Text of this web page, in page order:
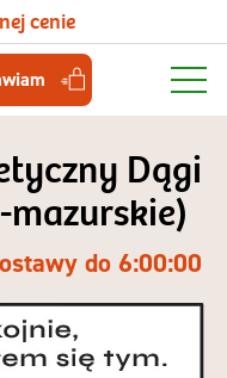
cenie
Dągi
do 6:00:00